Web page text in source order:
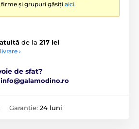
și grupuri găsițiaici.
de la 217 lei
›
de sfat?
info@galamodino.ro
Garanție: 24 luni